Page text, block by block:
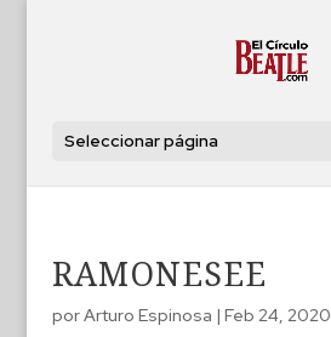
Seleccionar página
RAMONESEE
porArturo Espinosa | Feb 24, 2020